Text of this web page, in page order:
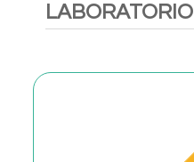
LABORATORIO